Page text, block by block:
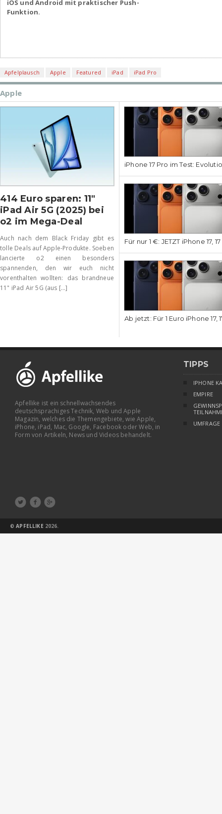
iOS und Android mit praktischer Push-
Funktion.
Apfelplausch Apple Featured iPad iPad Pro
Apple
414 Euro sparen: 11″
iPad Air 5G (2025) bei
o2 im Mega-Deal
Auch nach dem Black Friday gibt es
tolle Deals auf Apple-Produkte. Soeben
lancierte o2 einen besonders
spannenden, den wir euch nicht
vorenthalten wollten: das brandneue
11" iPad Air 5G (aus [...]
iPhone 17 Pro im Test:
Für nur 1 €: JETZT iPhone 17,
Ab jetzt: Für 1 Euro iPhone
Apfellike ist ein schnellwachsendes
deutschsprachiges Technik, Web und Apple
Magazin, welches die Themengebiete, wie Apple,
iPhone, iPad, Mac, Google, Facebook oder Web, in
Form von Artikeln, News und Videos behandelt.
  
TIPPS
IPHONE
EMPIRE
UMFRAGE
©APFELLIKE 2026.